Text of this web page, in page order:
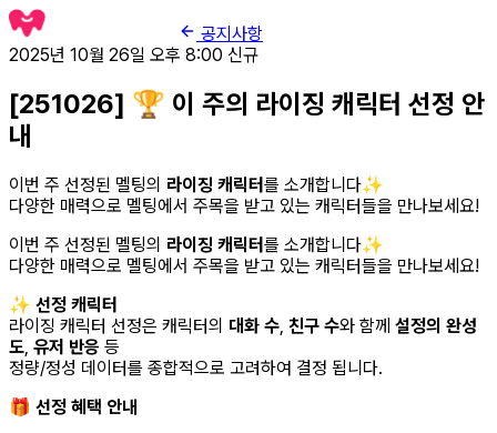
공지사항
2025년 10월 26일 오후 8:00 신규
[251026] 🏆 이 주의 라이징 캐릭터 선정 안
내
이번 주 선정된 멜팅의 라이징 캐릭터를 소개합니다✨
다양한 매력으로 멜팅에서 주목을 받고 있는 캐릭터들을 만나보세요!
이번 주 선정된 멜팅의 라이징 캐릭터를 소개합니다✨
다양한 매력으로 멜팅에서 주목을 받고 있는 캐릭터들을 만나보세요!
✨ 선정 캐릭터
라이징 캐릭터 선정은 캐릭터의 대화 수, 친구 수와 함께 설정의 완성
도, 유저 반응 등
정량/정성 데이터를 종합적으로 고려하여 결정 됩니다.
🎁 선정 혜택 안내